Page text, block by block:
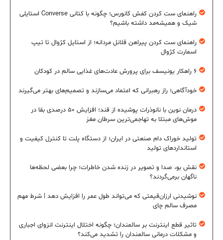
راهنمای ست کردن کفش کانورس؛ چگونه با کتانی Converse استایلی
شیک و همیشه‌مد داشته باشیم؟
راهنمای ست کردن پیراهن فلانل مردانه؛ از استایل کژوال تا تیپ
اسمارت کژوال
۶ راهکار یونیسف برای پرورش عادت‌های غذایی سالم در کودکان
خودآگاهی؛ راز رهبرانی که اعتماد می‌سازند و تصمیم‌های بهتر می‌گیرند
درمان نوین با نانوذرات پوشیده از قند؛ افزایش ۵۰ درصدی بقا در
موش‌های مبتلا به تهاجمی‌ترین سرطان مغز
تولید خوراک دام صنعتی در ایران؛ از دستگاه پلت تا کنترل کیفیت و
استانداردهای تولید
نقش بو، صدا و تصویر در زنده شدن خاطرات؛ چرا بعضی لحظه‌ها
ناگهان برمی‌گردند؟
نوشیدنی ارزان‌قیمتی که می‌تواند طول عمر را افزایش دهد | شرط مهم
مصرف سالم چای
تاثیر قطع اینترنت بر سالمندان؛ چگونه اختلال اینترنت انزوای اجباری
و مشکلات درمانی سالمندان را تشدید می‌کند؟